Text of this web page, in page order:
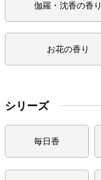
伽羅・沈香の香り
お花の香り
シリーズ
毎日香